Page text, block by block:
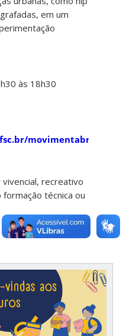
em um
às 18h30
movimentabnu-
recreativo
técnica ou